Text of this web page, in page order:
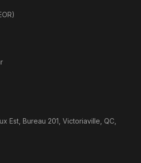
Est, Bureau 201, Victoriaville, QC,